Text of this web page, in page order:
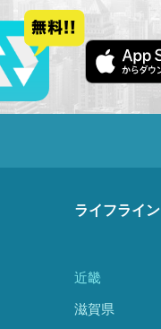
ライフライン
近畿
滋賀県